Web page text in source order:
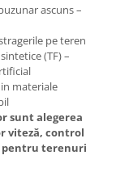
ascuns –
pe teren
(TF) –
materiale
sunt alegerea
viteză, control
pentru terenuri